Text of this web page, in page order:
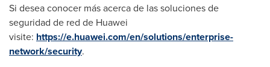
Si desea conocer más acerca de las soluciones de
seguridad de red de Huawei
visite: https://e.huawei.com/en/solutions/enterprise-
network/security.